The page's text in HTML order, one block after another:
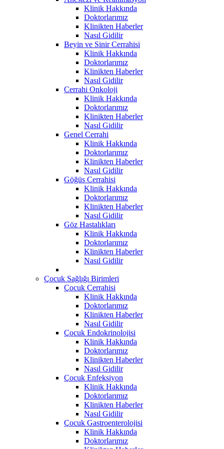
Klinik Hakkında
Doktorlarımız
Klinikten Haberler
Nasıl Gidilir
Beyin ve Sinir Cerrahisi
Klinik Hakkında
Doktorlarımız
Klinikten Haberler
Nasıl Gidilir
Cerrahi Onkoloji
Klinik Hakkında
Doktorlarımız
Klinikten Haberler
Nasıl Gidilir
Genel Cerrahi
Klinik Hakkında
Doktorlarımız
Klinikten Haberler
Nasıl Gidilir
Göğüs Cerrahisi
Klinik Hakkında
Doktorlarımız
Klinikten Haberler
Nasıl Gidilir
Göz Hastalıkları
Klinik Hakkında
Doktorlarımız
Klinikten Haberler
Nasıl Gidilir
Çocuk Sağlığı Birimleri
Çocuk Cerrahisi
Klinik Hakkında
Doktorlarımız
Klinikten Haberler
Nasıl Gidilir
Çocuk Endokrinolojisi
Klinik Hakkında
Doktorlarımız
Klinikten Haberler
Nasıl Gidilir
Çocuk Enfeksiyon
Klinik Hakkında
Doktorlarımız
Klinikten Haberler
Nasıl Gidilir
Çocuk Gastroenterolojisi
Klinik Hakkında
Doktorlarımız